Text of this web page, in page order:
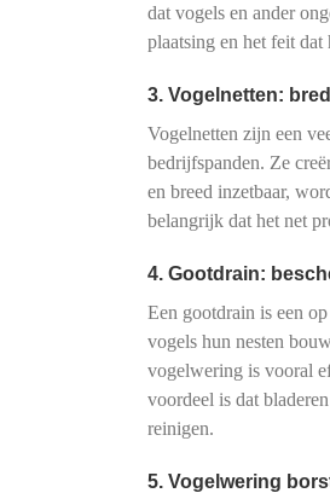
dat vogels en ander
plaatsing en het feit dat
3. Vogelnetten:
Vogelnetten zijn een
bedrijfspanden. Ze
en breed inzetbaar,
belangrijk dat het net
4. Gootdrain:
Een gootdrain is een
vogels hun nesten
vogelwering is vooral
voordeel is dat
reinigen.
5. Vogelwering